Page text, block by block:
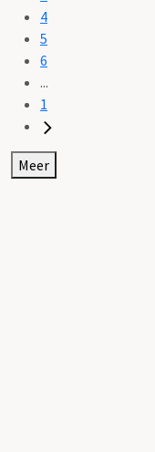
4
5
6
...
1
Meer